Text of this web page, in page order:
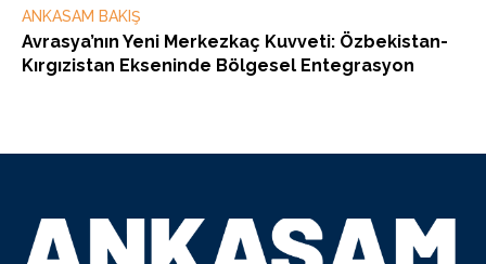
ANKASAM BAKIŞ
Avrasya’nın Yeni Merkezkaç Kuvveti: Özbekistan-
Kırgızistan Ekseninde Bölgesel Entegrasyon